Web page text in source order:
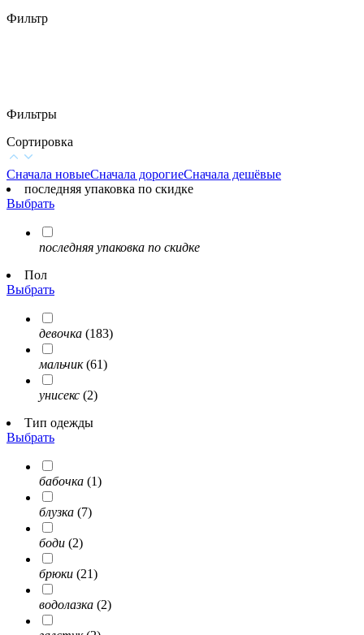
Фильтр
Фильтры
Сортировка
Сначала новыеСначала дорогиеСначала дешёвые
последняя упаковка по скидке
Выбрать
последняя упаковка по скидке
Пол
Выбрать
девочка (183)
мальчик(61)
унисекс (2)
Тип одежды
Выбрать
бабочка (1)
блузка (7)
боди (2)
брюки (21)
водолазка (2)